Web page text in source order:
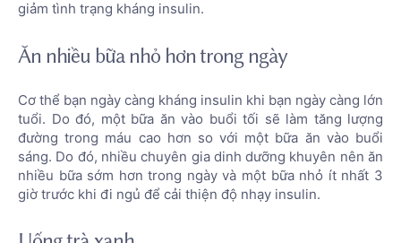
giảm tình trạng kháng insulin.
Ăn nhiều bữa nhỏ hơn trong ngày
Cơ thể bạn ngày càng kháng insulin khi bạn ngày càng lớn
tuổi. Do đó, một bữa ăn vào buổi tối sẽ làm tăng lượng
đường trong máu cao hơn so với một bữa ăn vào buổi
sáng. Do đó, nhiều chuyên gia dinh dưỡng khuyên nên ăn
nhiều bữa sớm hơn trong ngày và một bữa nhỏ ít nhất 3
giờ trước khi đi ngủ để cải thiện độ nhạy insulin.